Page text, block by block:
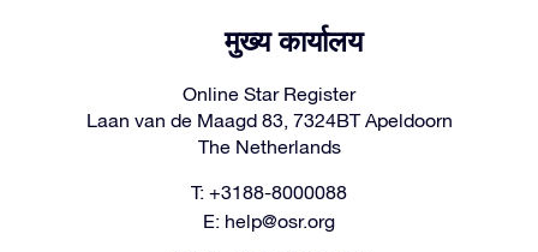
मुख्य कार्यालय
Online Star Register
Laan van de Maagd 83, 7324BT Apeldoorn
The Netherlands
T: +3188-8000088
E: help@osr.org